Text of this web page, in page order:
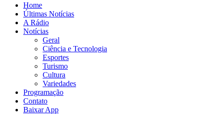
Home
Últimas Notícias
A Rádio
Notícias
Geral
Ciência e Tecnologia
Esportes
Turismo
Cultura
Variedades
Programação
Contato
Baixar App